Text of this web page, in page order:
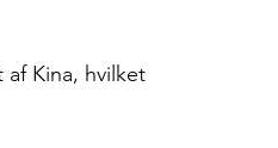
Kina, hvilket